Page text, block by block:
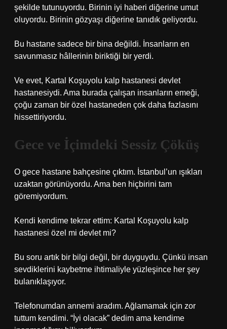
şekilde tutunuyordu. Birinin iyi haberi diğerine umut
oluyordu. Birinin gözyaşı diğerine tanıdık geliyordu.
Bu hastane sadece bir bina değildi. İnsanların en
savunmasız hâllerinin biriktiği bir yerdi.
Ve evet, Kartal Koşuyolu kalp hastanesi devlet
hastanesiydi. Ama burada çalışan insanların emeği,
çoğu zaman bir özel hastaneden çok daha fazlasını
hissettiriyordu.
Gece ve İçimdeki Sessiz Çöküş
O gece hastane bahçesine çıktım. İstanbul’un ışıkları
uzaktan görünüyordu. Ama ben hiçbirini tam
göremiyordum.
Kendi kendime tekrar ettim: Kartal Koşuyolu kalp
hastanesi özel mi devlet mi?
Bu soru artık bir bilgi değil, bir duyguydu. Çünkü insan
sevdiklerini kaybetme ihtimaliyle yüzleşince her şey
bulanıklaşıyor.
Telefonumdan annemi aradım. Ağlamamak için zor
tuttum kendimi. “İyi olacak” dedim ama kendime